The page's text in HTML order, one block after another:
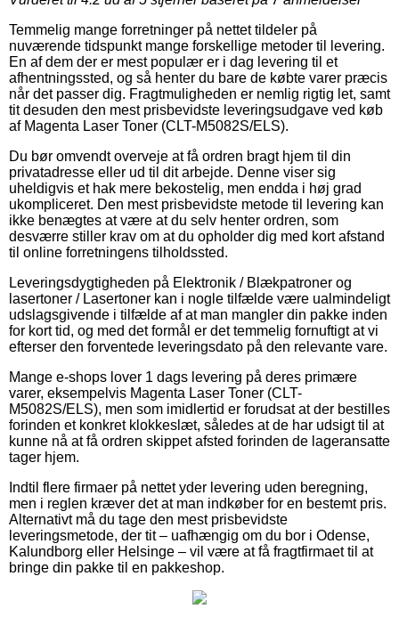
Temmelig mange forretninger på nettet tildeler på
nuværende tidspunkt mange forskellige metoder til levering.
En af dem der er mest populær er i dag levering til et
afhentningssted, og så henter du bare de købte varer præcis
når det passer dig. Fragtmuligheden er nemlig rigtig let, samt
tit desuden den mest prisbevidste leveringsudgave ved køb
af Magenta Laser Toner (CLT-M5082S/ELS).
Du bør omvendt overveje at få ordren bragt hjem til din
privatadresse eller ud til dit arbejde. Denne viser sig
uheldigvis et hak mere bekostelig, men endda i høj grad
ukompliceret. Den mest prisbevidste metode til levering kan
ikke benægtes at være at du selv henter ordren, som
desværre stiller krav om at du opholder dig med kort afstand
til online forretningens tilholdssted.
Leveringsdygtigheden på Elektronik / Blækpatroner og
lasertoner / Lasertoner kan i nogle tilfælde være ualmindeligt
udslagsgivende i tilfælde af at man mangler din pakke inden
for kort tid, og med det formål er det temmelig fornuftigt at vi
efterser den forventede leveringsdato på den relevante vare.
Mange e-shops lover 1 dags levering på deres primære
varer, eksempelvis Magenta Laser Toner (CLT-
M5082S/ELS), men som imidlertid er forudsat at der bestilles
forinden et konkret klokkeslæt, således at de har udsigt til at
kunne nå at få ordren skippet afsted forinden de lageransatte
tager hjem.
Indtil flere firmaer på nettet yder levering uden beregning,
men i reglen kræver det at man indkøber for en bestemt pris.
Alternativt må du tage den mest prisbevidste
leveringsmetode, der tit – uafhængig om du bor i Odense,
Kalundborg eller Helsinge – vil være at få fragtfirmaet til at
bringe din pakke til en pakkeshop.